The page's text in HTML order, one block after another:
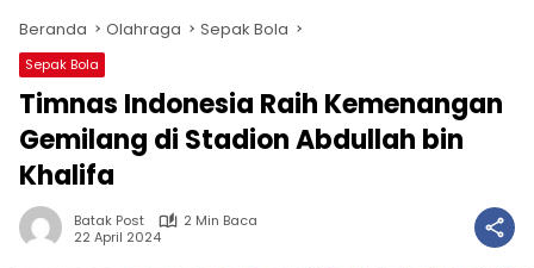
Beranda Olahraga Sepak Bola
Sepak Bola
Timnas Indonesia Raih Kemenangan
Gemilang di Stadion Abdullah bin
Khalifa
Batak Post
2 Min Baca
22 April 2024